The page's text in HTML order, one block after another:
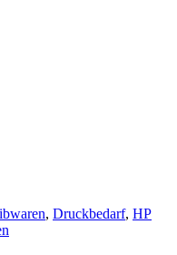
, Druckbedarf, HP